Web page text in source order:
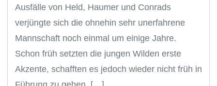
Ausfälle von Held, Haumer und Conrads
verjüngte sich die ohnehin sehr unerfahrene
Mannschaft noch einmal um einige Jahre.
Schon früh setzten die jungen Wilden erste
Akzente, schafften es jedoch wieder nicht früh in